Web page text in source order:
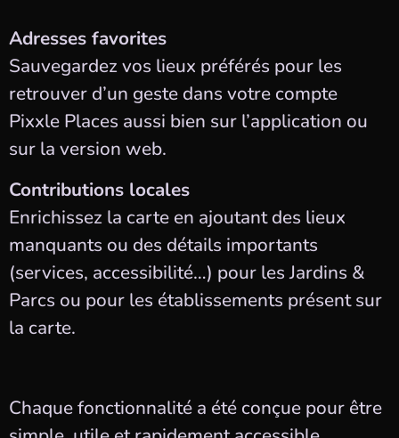
Adresses favorites
Sauvegardez vos lieux préférés pour les
retrouver d’un geste dans votre compte
Pixxle Places aussi bien sur l’application ou
sur la version web.
Contributions locales
Enrichissez la carte en ajoutant des lieux
manquants ou des détails importants
(services, accessibilité…) pour les Jardins &
Parcs ou pour les établissements présent sur
la carte.
Chaque fonctionnalité a été conçue pour être